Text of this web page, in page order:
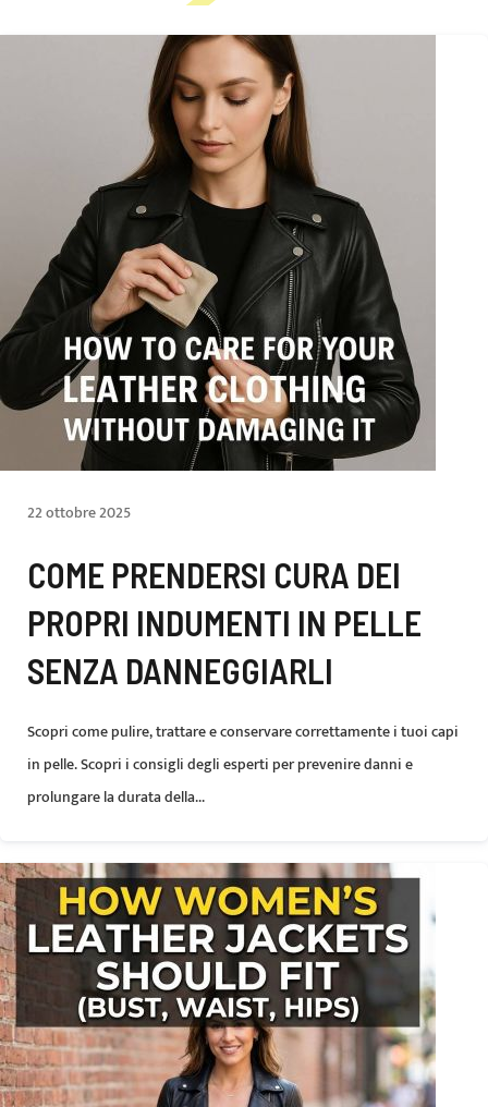
22 ottobre 2025
COME PRENDERSI CURA DEI
PROPRI INDUMENTI IN PELLE
SENZA DANNEGGIARLI
Scopri come pulire, trattare e conservare correttamente i tuoi capi
in pelle. Scopri i consigli degli esperti per prevenire danni e
prolungare la durata della...